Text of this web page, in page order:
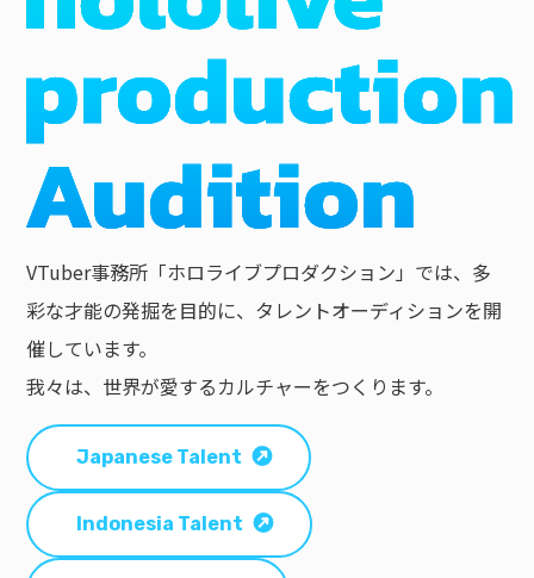
VTuber事務所「ホロライブプロダクション」では、多
彩な才能の発掘を目的に、タレントオーディションを開
催しています。
我々は、世界が愛するカルチャーをつくります。
Japanese Talent
Indonesia Talent